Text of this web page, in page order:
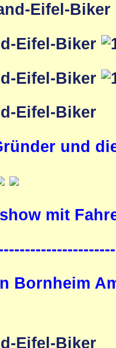
und
mit
Bornheim